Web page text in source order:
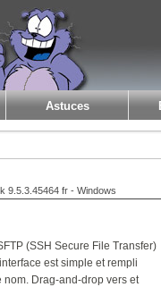
Astuces
9.5.3.45464 fr - Windows
(SSH Secure File Transfer)
est simple et rempli
nom. Drag-and-drop vers et